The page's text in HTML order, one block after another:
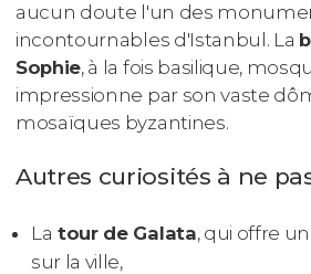
aucun doute l'un des
incontournables d'Istanbul. La
Sophie, à la fois basilique,
impressionne par son vaste
mosaïques byzantines.
Autres curiosités à ne
La tour de Galata, qui offre
sur la ville,